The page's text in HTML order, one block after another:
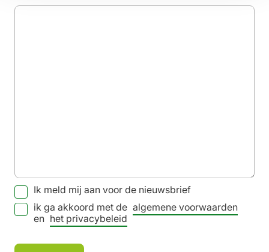
Ik meld mij aan voor de nieuwsbrief
ik ga akkoord met de algemene voorwaarden
en het privacybeleid